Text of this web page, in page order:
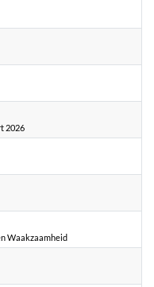
2026
Waakzaamheid